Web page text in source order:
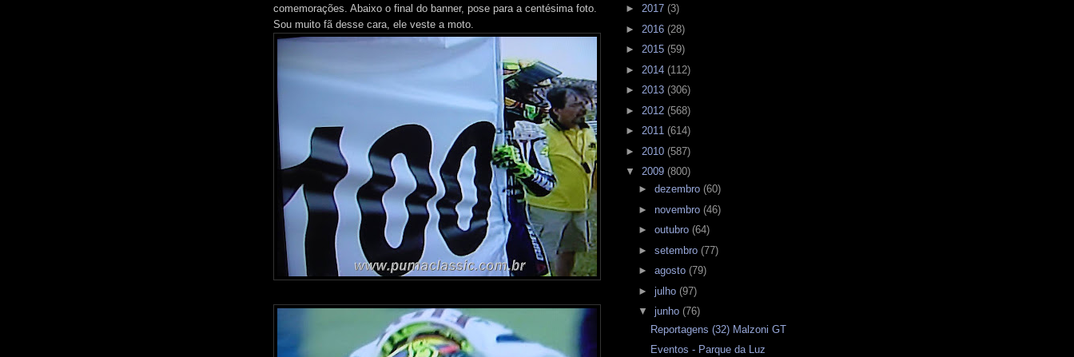
comemorações. Abaixo o final do banner, pose para a centésima foto.
Sou muito fã desse cara, ele veste a moto.
► 2017 (3)
► 2016 (28)
► 2015 (59)
► 2014 (112)
► 2013 (306)
► 2012 (568)
► 2011 (614)
► 2010 (587)
▼ 2009 (800)
► dezembro (60)
► novembro (46)
► outubro (64)
► setembro (77)
► agosto (79)
► julho (97)
▼ junho (76)
Reportagens (32) Malzoni GT
Eventos - Parque da Luz